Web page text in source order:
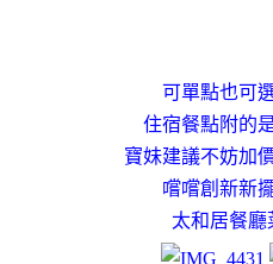
可單點也可
住宿餐點附的
寶妹建議不妨加
嚐嚐創新新
太和居餐廳